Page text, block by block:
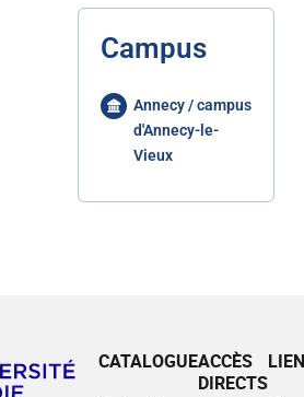
Campus
Annecy / campus
d'Annecy-le-
Vieux
CATALOGUEACCÈS
DIRECTS